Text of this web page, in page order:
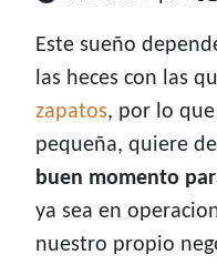
Este sueño
las heces con las
zapatos, por lo
pequeña, quiere
buen momento
ya sea en
nuestro propio